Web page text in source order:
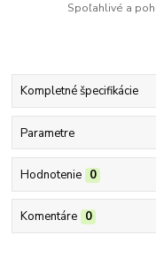
Spoľahlivé a
Kompletné špecifikácie
Parametre
Hodnotenie 0
Komentáre 0